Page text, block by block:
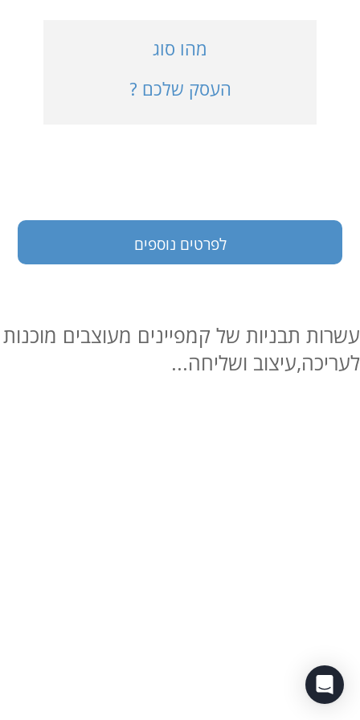
בעלי עסקים
לפרטים נוספים
מהו סוג
העסק שלכם ?
עשרות תבניות של קמפיינים מעוצבים מוכנות
לעריכה,עיצוב ושליחה...